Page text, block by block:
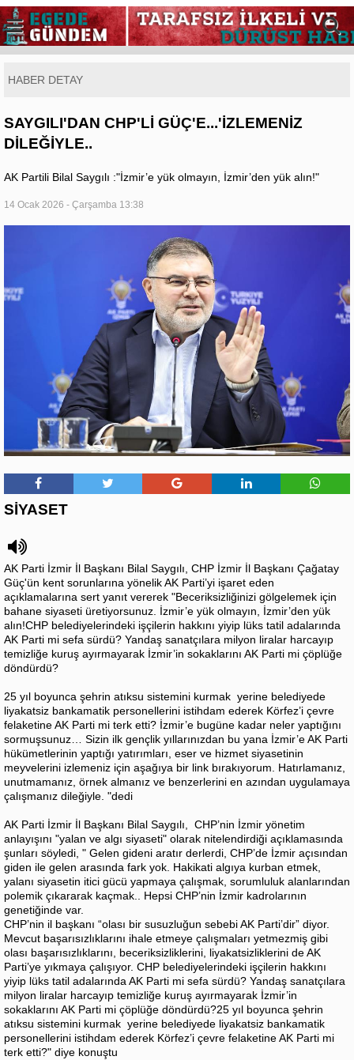
HABER DETAY
SAYGILI'DAN CHP'Lİ GÜÇ'E...'İZLEMENİZ
DİLEĞİYLE..
AK Partili Bilal Saygılı :"İzmir’e yük olmayın, İzmir’den yük alın!"
14 Ocak 2026 - Çarşamba 13:38
SİYASET
AK Parti İzmir İl Başkanı Bilal Saygılı, CHP İzmir İl Başkanı Çağatay
Güç'ün kent sorunlarına yönelik AK Parti’yi işaret eden
açıklamalarına sert yanıt vererek "Beceriksizliğinizi gölgelemek için
bahane siyaseti üretiyorsunuz. İzmir’e yük olmayın, İzmir’den yük
alın!CHP belediyelerindeki işçilerin hakkını yiyip lüks tatil adalarında
AK Parti mi sefa sürdü? Yandaş sanatçılara milyon liralar harcayıp
temizliğe kuruş ayırmayarak İzmir’in sokaklarını AK Parti mi çöplüğe
döndürdü?
25 yıl boyunca şehrin atıksu sistemini kurmak yerine belediyede
liyakatsiz bankamatik personellerini istihdam ederek Körfez’i çevre
felaketine AK Parti mi terk etti? İzmir’e bugüne kadar neler yaptığını
sormuşsunuz… Sizin ilk gençlik yıllarınızdan bu yana İzmir’e AK Parti
hükümetlerinin yaptığı yatırımları, eser ve hizmet siyasetinin
meyvelerini izlemeniz için aşağıya bir link bırakıyorum. Hatırlamanız,
unutmamanız, örnek almanız ve benzerlerini en azından uygulamaya
çalışmanız dileğiyle. "dedi
AK Parti İzmir İl Başkanı Bilal Saygılı, CHP’nin İzmir yönetim
anlayışını "yalan ve algı siyaseti" olarak nitelendirdiği açıklamasında
şunları söyledi, " Gelen gideni aratır derlerdi, CHP’de İzmir açısından
giden ile gelen arasında fark yok. Hakikati algıya kurban etmek,
yalanı siyasetin itici gücü yapmaya çalışmak, sorumluluk alanlarından
polemik çıkararak kaçmak.. Hepsi CHP’nin İzmir kadrolarının
genetiğinde var.
CHP’nin il başkanı “olası bir susuzluğun sebebi AK Parti’dir” diyor.
Mevcut başarısızlıklarını ihale etmeye çalışmaları yetmezmiş gibi
olası başarısızlıklarını, beceriksizliklerini, liyakatsizliklerini de AK
Parti’ye yıkmaya çalışıyor. CHP belediyelerindeki işçilerin hakkını
yiyip lüks tatil adalarında AK Parti mi sefa sürdü? Yandaş sanatçılara
milyon liralar harcayıp temizliğe kuruş ayırmayarak İzmir’in
sokaklarını AK Parti mi çöplüğe döndürdü?25 yıl boyunca şehrin
atıksu sistemini kurmak yerine belediyede liyakatsiz bankamatik
personellerini istihdam ederek Körfez’i çevre felaketine AK Parti mi
terk etti?" diye konuştu